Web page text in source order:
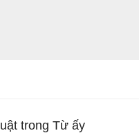
trong Từ ấy